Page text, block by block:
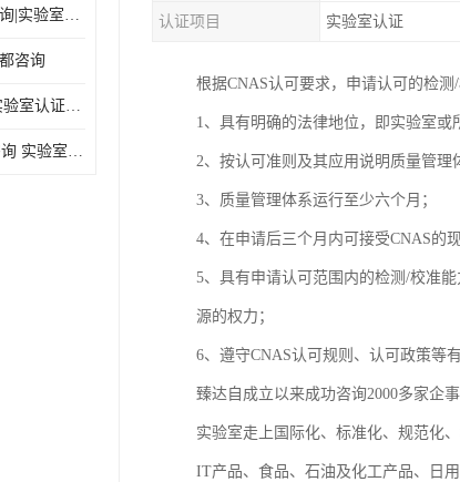
成都实验室认证咨询|实验室认证可咨询
咨询
实验室国家认可/实验室认证咨询/实验室认可咨询公司
汕尾CNAS17025咨询 实验室认可
认证项目 实验室认证
根据CNAS认可要求，申请认可的检测
1、具有明确的法律地位，即实验室或
2、按认可准则及其应用说明质量管理
3、质量管理体系运行至少六个月；
4、在申请后三个月内可接受CNAS的现
5、具有申请认可范围内的检测/校准
源的权力；
6、遵守CNAS认可规则、认可政策等
臻达自成立以来成功咨询2000多家企
实验室走上国际化、标准化、规范化
IT产品、食品、石油及化工产品、日